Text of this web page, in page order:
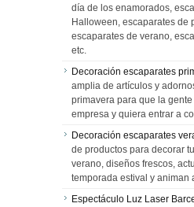
día de los enamorados,
Halloween, escaparates de
escaparates de verano,
etc.
Decoración escaparates
amplia de artículos y
primavera para que la
empresa y quiera entrar a
Decoración escaparates
de productos para decorar
verano, diseños frescos,
temporada estival y animan
Espectáculo Luz Laser